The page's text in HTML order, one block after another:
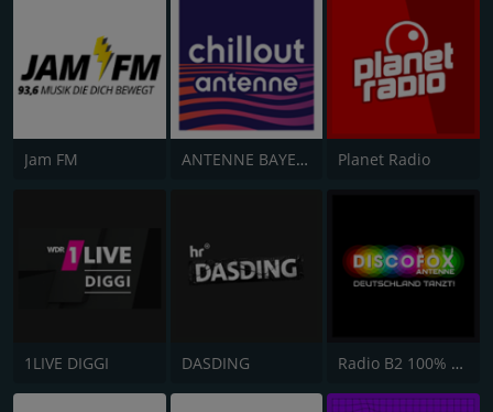
Jam FM ANTENNE BAYERN Chillout Planet Radio
1LIVE DIGGI DASDING Radio B2 100% SchlagerMIXX